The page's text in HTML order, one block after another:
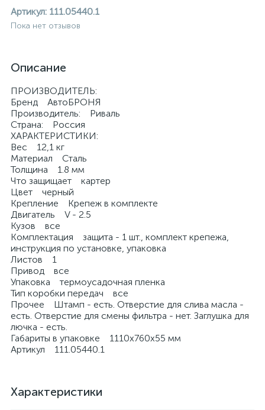
Артикул: 111.05440.1
Пока нет отзывов
Описание
ПРОИЗВОДИТЕЛЬ:
Бренд АвтоБРОНЯ
Производитель: Риваль
Страна: Россия
ХАРАКТЕРИСТИКИ:
Вес 12,1 кг
Материал Сталь
Толщина 1.8 мм
Что защищает картер
Цвет черный
Крепление Крепеж в комплекте
Двигатель V - 2.5
Кузов все
Комплектация защита - 1 шт., комплект крепежа,
инструкция по установке, упаковка
Листов 1
Привод все
Упаковка термоусадочная пленка
Тип коробки передач все
Прочее Штамп - есть. Отверстие для слива масла -
есть. Отверстие для смены фильтра - нет. Заглушка для
лючка - есть.
Габариты в упаковке 1110х760х55 мм
Артикул 111.05440.1
Характеристики